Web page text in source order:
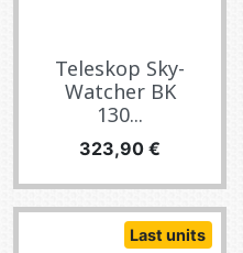
Teleskop Sky-
Watcher BK
130...
Preis
323,90 €
Last units